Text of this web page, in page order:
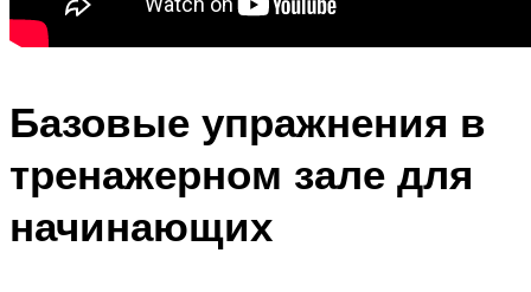
Базовые упражнения в
тренажерном зале для
начинающих